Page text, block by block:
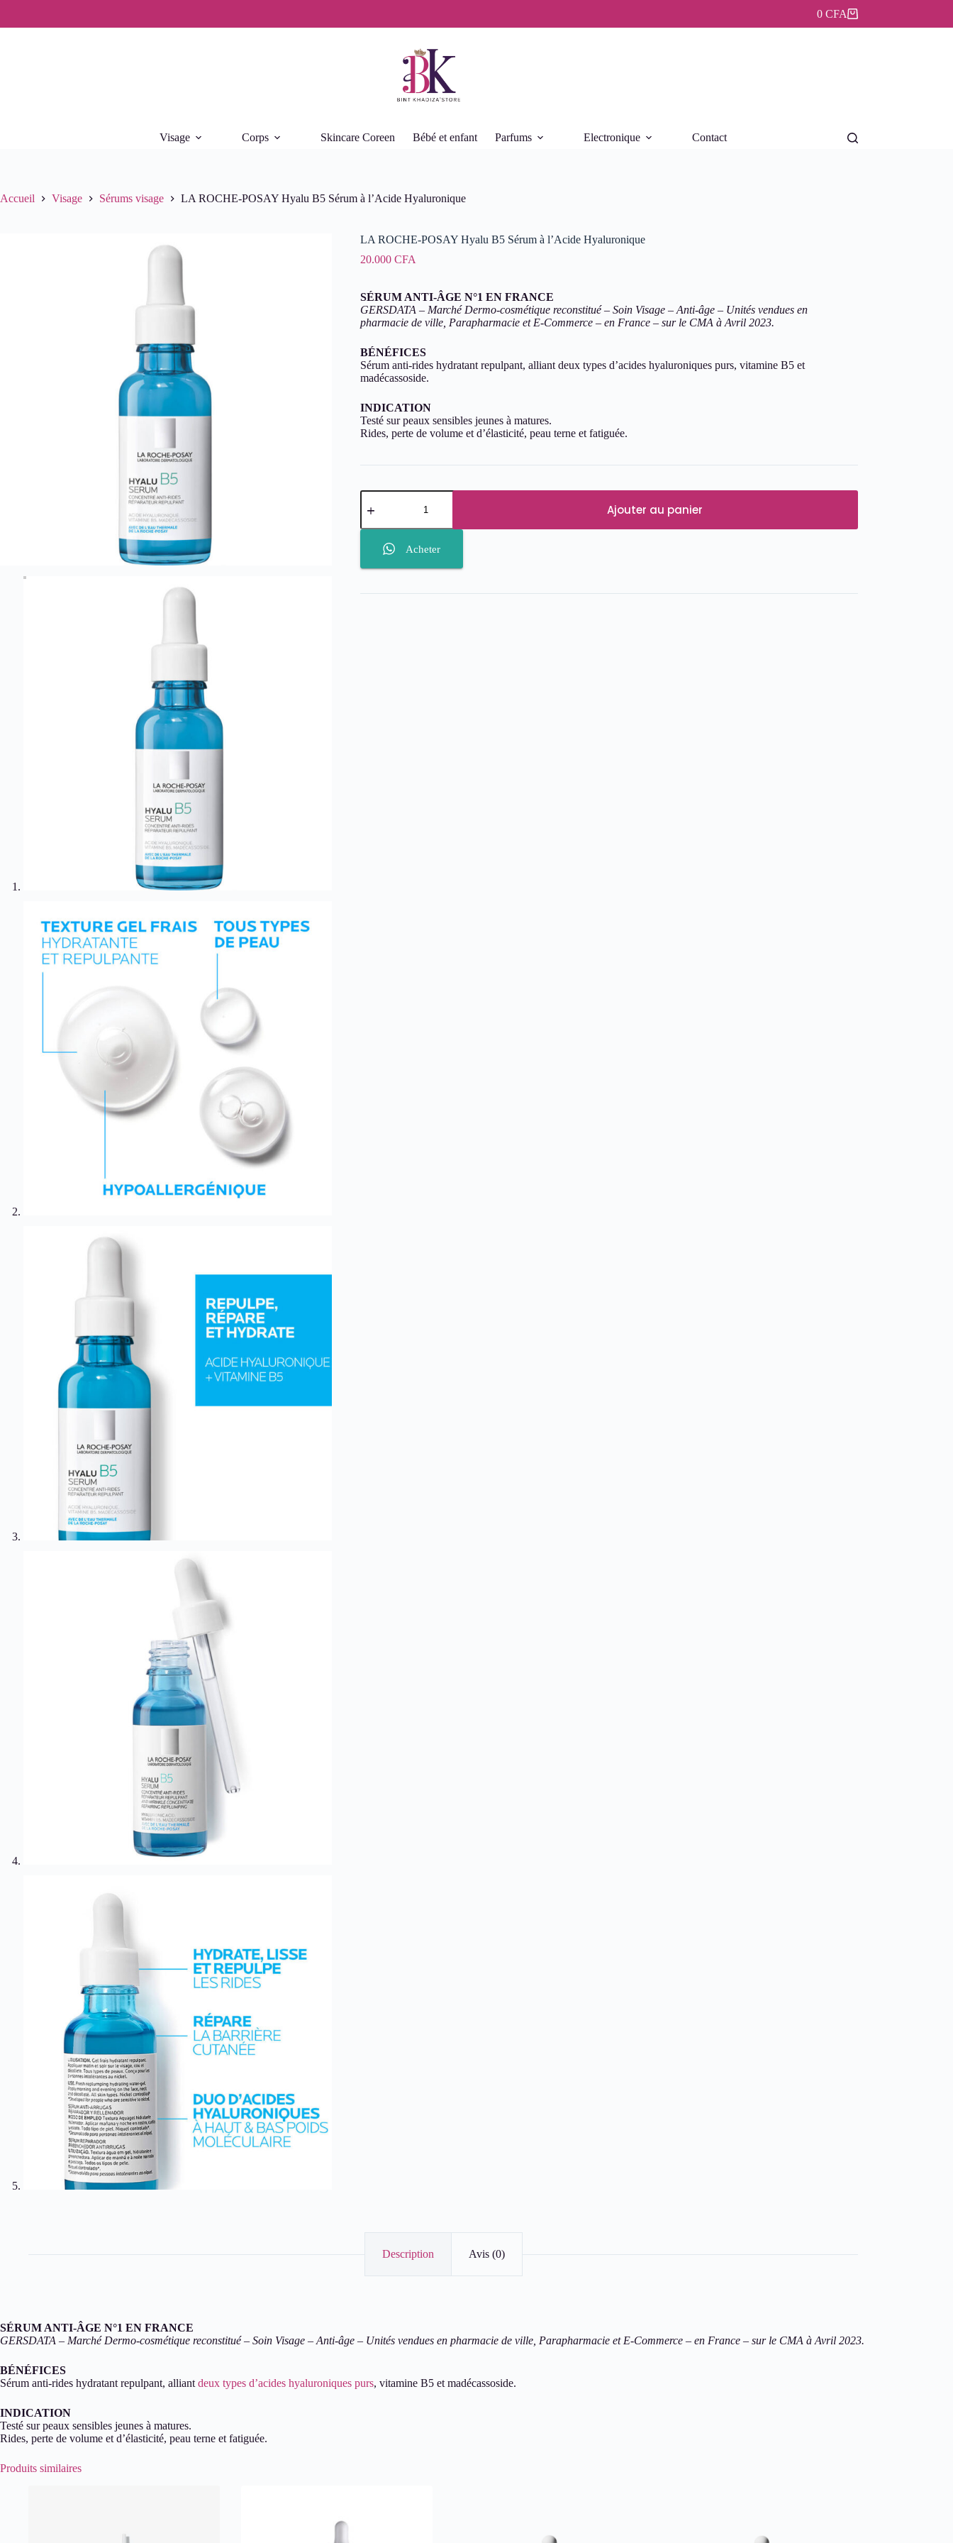
contenu
Panier
d’achat
0 CFA
Visage Corps Skincare Coreen Bébé et enfant Parfums Electronique Contact
Accueil Visage Sérums visage LA ROCHE-POSAY Hyalu B5 Sérum à l’Acide Hyaluronique
LA ROCHE-POSAY Hyalu B5 Sérum à l’Acide Hyaluronique
20.000 CFA
SÉRUM ANTI-ÂGE N°1 EN FRANCE
GERSDATA – Marché Dermo-cosmétique reconstitué – Soin Visage – Anti-âge – Unités vendues en
pharmacie de ville, Parapharmacie et E-Commerce – en France – sur le CMA à Avril 2023.
BÉNÉFICES
Sérum anti-rides hydratant repulpant, alliant deux types d’acides hyaluroniques purs, vitamine B5 et
madécassoside.
INDICATION
Testé sur peaux sensibles jeunes à matures.
Rides, perte de volume et d’élasticité, peau terne et fatiguée.
quantité
de
ROCHE-
POSAY
Hyalu
B5
à
Ajouter au panier
Acheter
Description Avis (0)
SÉRUM ANTI-ÂGE N°1 EN FRANCE
GERSDATA – Marché Dermo-cosmétique reconstitué – Soin Visage – Anti-âge – Unités vendues en pharmacie de ville, Parapharmacie et E-Commerce – en France – sur le CMA à Avril 2023.
BÉNÉFICES
Sérum anti-rides hydratant repulpant, alliant deux types d’acides hyaluroniques purs, vitamine B5 et madécassoside.
INDICATION
Testé sur peaux sensibles jeunes à matures.
Rides, perte de volume et d’élasticité, peau terne et fatiguée.
Produits similaires